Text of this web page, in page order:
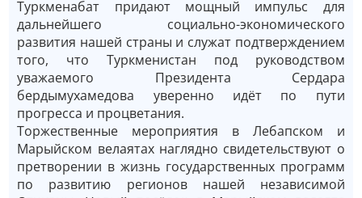
Туркменабат придают мощный импульс для
дальнейшего социально-экономического
развития нашей страны и служат подтверждением
того, что Туркменистан под руководством
уважаемого Президента Сердара
бердымухамедова уверенно идёт по пути
прогресса и процветания.
Торжественные мероприятия в Лебапском и
Марыйском велаятах наглядно свидетельствуют о
претворении в жизнь государственных программ
по развитию регионов нашей независимой